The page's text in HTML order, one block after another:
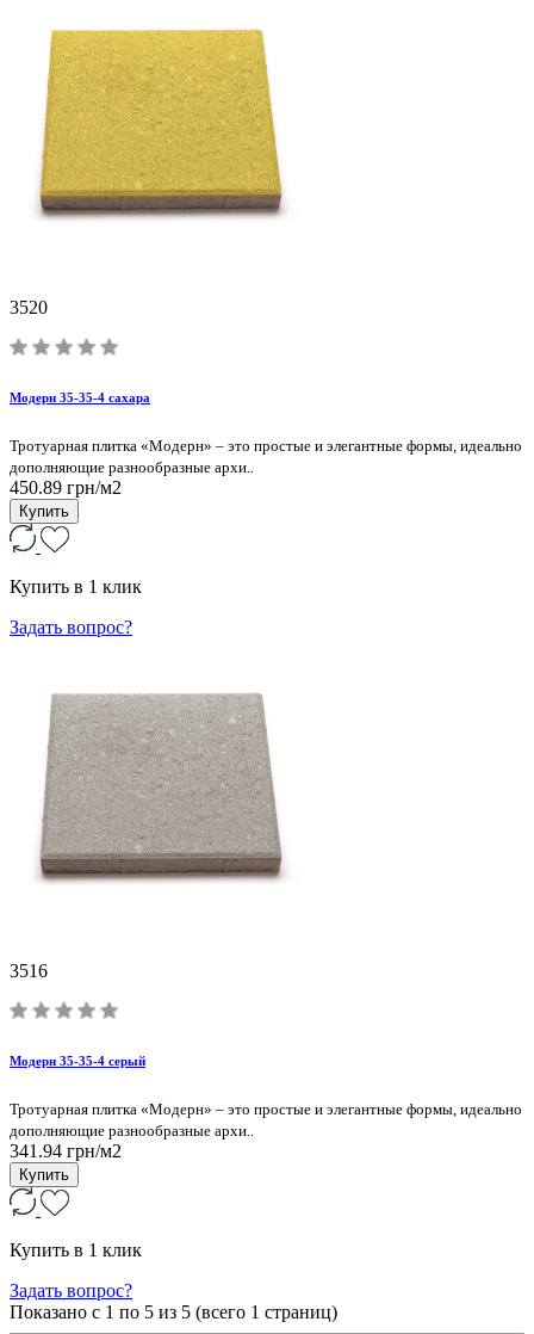
3520
Модерн 35-35-4 сахара
Тротуарная плитка «Модерн» – это простые и элегантные формы, идеально
дополняющие разнообразные архи..
450.89 грн/м2
Купить
Купить в 1 клик
Задать вопрос?
3516
Модерн 35-35-4 серый
Тротуарная плитка «Модерн» – это простые и элегантные формы, идеально
дополняющие разнообразные архи..
341.94 грн/м2
Купить
Купить в 1 клик
Задать вопрос?
Показано с 1 по 5 из 5 (всего 1 страниц)